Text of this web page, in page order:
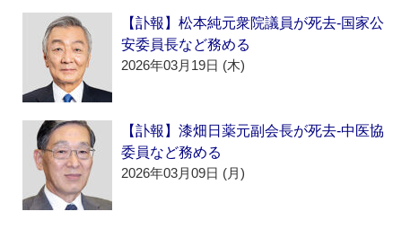
【訃報】松本純元衆院議員が死去‐国家公
安委員長など務める
2026年03月19日 (木)
【訃報】漆畑日薬元副会長が死去‐中医協
委員など務める
2026年03月09日 (月)